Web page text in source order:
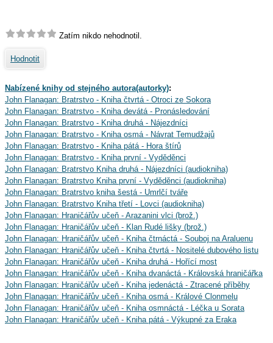
Zatím nikdo nehodnotil.
Hodnotit
Nabízené knihy od stejného autora(autorky):
John Flanagan: Bratrstvo - Kniha čtvrtá - Otroci ze Sokora
John Flanagan: Bratrstvo - Kniha devátá - Pronásledování
John Flanagan: Bratrstvo - Kniha druhá - Nájezdníci
John Flanagan: Bratrstvo - Kniha osmá - Návrat Temudžajů
John Flanagan: Bratrstvo - Kniha pátá - Hora štírů
John Flanagan: Bratrstvo - Kniha první - Vyděděnci
John Flanagan: Bratrstvo Kniha druhá - Nájezdníci (audiokniha)
John Flanagan: Bratrstvo Kniha první - Vyděděnci (audiokniha)
John Flanagan: Bratrstvo kniha šestá - Umrlčí tváře
John Flanagan: Bratrstvo Kniha třetí - Lovci (audiokniha)
John Flanagan: Hraničářův učeň - Arazanini vlci (brož.)
John Flanagan: Hraničářův učeň - Klan Rudé lišky (brož.)
John Flanagan: Hraničářův učeň - Kniha čtrnáctá - Souboj na Araluenu
John Flanagan: Hraničářův učeň - Kniha čtvrtá - Nositelé dubového listu
John Flanagan: Hraničářův učeň - Kniha druhá - Hořící most
John Flanagan: Hraničářův učeň - Kniha dvanáctá - Královská hraničářka
John Flanagan: Hraničářův učeň - Kniha jedenáctá - Ztracené příběhy
John Flanagan: Hraničářův učeň - Kniha osmá - Králové Clonmelu
John Flanagan: Hraničářův učeň - Kniha osmnáctá - Léčka u Sorata
John Flanagan: Hraničářův učeň - Kniha pátá - Výkupné za Eraka